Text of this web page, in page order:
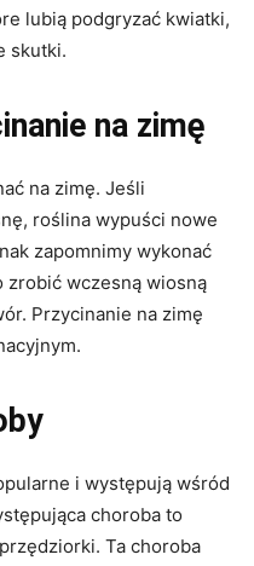
lubią podgryzać kwiatki,
skutki.
na zimę
na zimę. Jeśli
roślina wypuści nowe
zapomnimy wykonać
zrobić wczesną wiosną
Przycinanie na zimę
i występują wśród
choroba to
Ta choroba